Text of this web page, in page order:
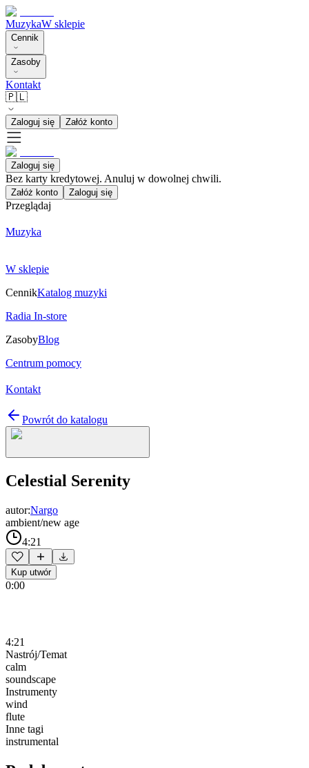
MuzykaW sklepie
Cennik
Zasoby
Kontakt
🇵🇱
Zaloguj się Załóż konto
Zaloguj się
Bez karty kredytowej. Anuluj w dowolnej chwili.
Załóż konto Zaloguj się
Przeglądaj
Muzyka
W sklepie
CennikKatalog muzyki
Radia In-store
ZasobyBlog
Centrum pomocy
Kontakt
Powrót do katalogu
Celestial Serenity
autor:Nargo
ambient/new age
4:21
Kup utwór
0:00
4:21
Nastrój/Temat
calm
soundscape
Instrumenty
wind
flute
Inne tagi
instrumental